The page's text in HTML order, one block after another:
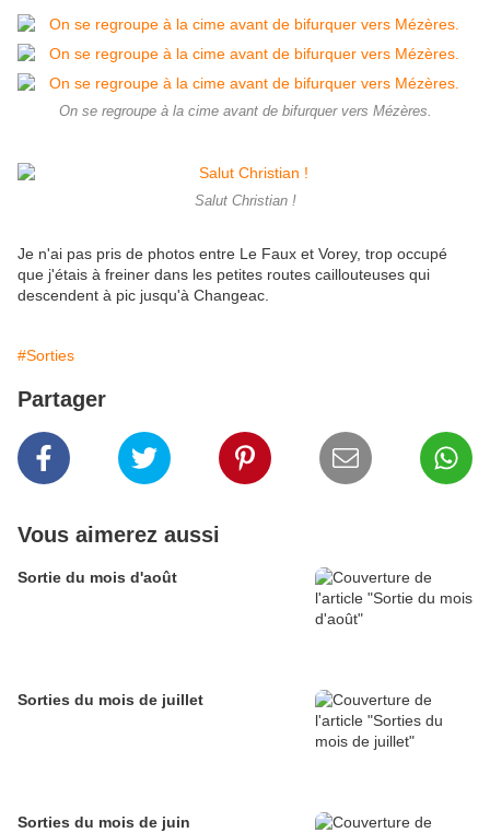
On se regroupe à la cime avant de bifurquer vers Mézères.
Salut Christian !
Je n'ai pas pris de photos entre Le Faux et Vorey, trop occupé
que j'étais à freiner dans les petites routes caillouteuses qui
descendent à pic jusqu'à Changeac.
#Sorties
Partager
Vous aimerez aussi
Sortie du mois d'août
Sorties du mois de juillet
Sorties du mois de juin